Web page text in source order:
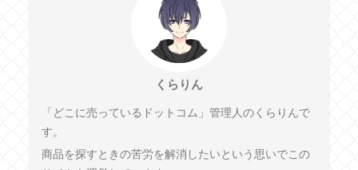
くらりん
「どこに売っているドットコム」管理人のくらりんで
す。
商品を探すときの苦労を解消したいという思いでこの